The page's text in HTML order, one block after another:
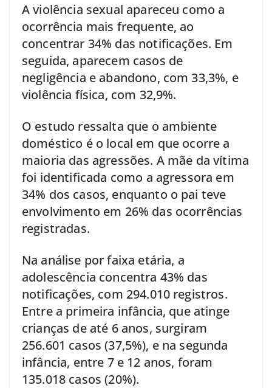
A violência sexual apareceu como a
ocorrência mais frequente, ao
concentrar 34% das notificações. Em
seguida, aparecem casos de
negligência e abandono, com 33,3%, e
violência física, com 32,9%.
O estudo ressalta que o ambiente
doméstico é o local em que ocorre a
maioria das agressões. A mãe da vítima
foi identificada como a agressora em
34% dos casos, enquanto o pai teve
envolvimento em 26% das ocorrências
registradas.
Na análise por faixa etária, a
adolescência concentra 43% das
notificações, com 294.010 registros.
Entre a primeira infância, que atinge
crianças de até 6 anos, surgiram
256.601 casos (37,5%), e na segunda
infância, entre 7 e 12 anos, foram
135.018 casos (20%).